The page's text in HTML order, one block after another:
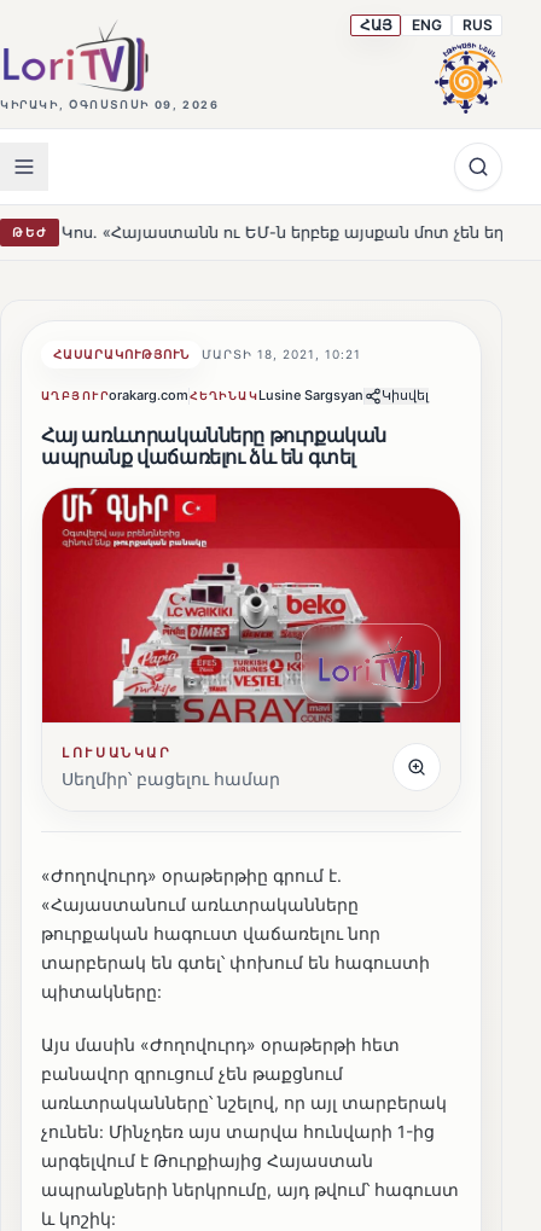
ԿԻՐԱԿԻ, ՕԳՈՍՏՈՍԻ 09, 2026
ՀԱՅ ENG RUS
ԹԵԺ ու ԵՄ-ն երբեք այսքան մոտ չեն եղել» HOT
ՀԱՍԱՐԱԿՈՒԹՅՈՒՆ ՄԱՐՏԻ 18, 2021, 10:21
ԱՂԲՅՈՒՐorakarg.comՀԵՂԻՆԱԿLusine Sargsyan Կիսվել
Հայ առևտրականները թուրքական
ապրանք վաճառելու ձև են գտել
ԼՈՒՍԱՆԿԱՐ
Սեղմիր՝ բացելու համար
«Ժողովուրդ» օրաթերթիը գրում է.
«Հայաստանում առևտրականները
թուրքական հագուստ վաճառելու նոր
տարբերակ են գտել՝ փոխում են հագուստի
պիտակները:
Այս մասին «Ժողովուրդ» օրաթերթի հետ
բանավոր զրուցում չեն թաքցնում
առևտրականները՝ նշելով, որ այլ տարբերակ
չունեն: Մինչդեռ այս տարվա հունվարի 1-ից
արգելվում է Թուրքիայից Հայաստան
ապրանքների ներկրումը, այդ թվում՝ հագուստ
և կոշիկ: